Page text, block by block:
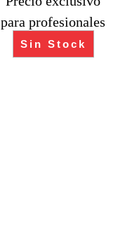
para profesionales
Sin Stock